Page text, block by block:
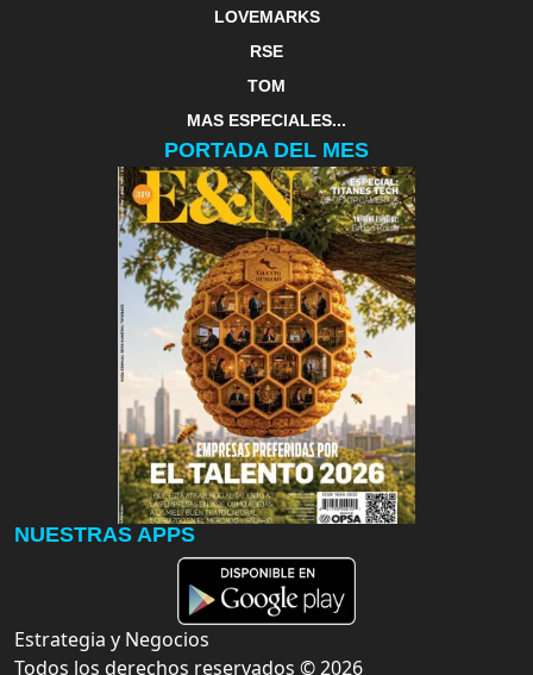
LOVEMARKS
RSE
TOM
MAS ESPECIALES...
PORTADA DEL MES
NUESTRAS APPS
Estrategia y Negocios
Todos los derechos reservados ©2026